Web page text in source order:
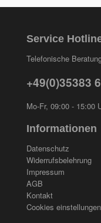
Wibeco
ZVG
Service
Telefonische
+49(0)35383
Mo-Fr, 09:00 - 15:00
Informationen
Datenschutz
Widerrufsbelehrung
Impressum
AGB
Kontakt
Cookies einstellungen